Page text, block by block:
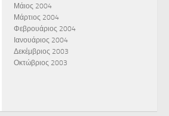
Μάιος 2004
Μάρτιος 2004
Φεβρουάριος 2004
Ιανουάριος 2004
Δεκέμβριος 2003
Οκτώβριος 2003